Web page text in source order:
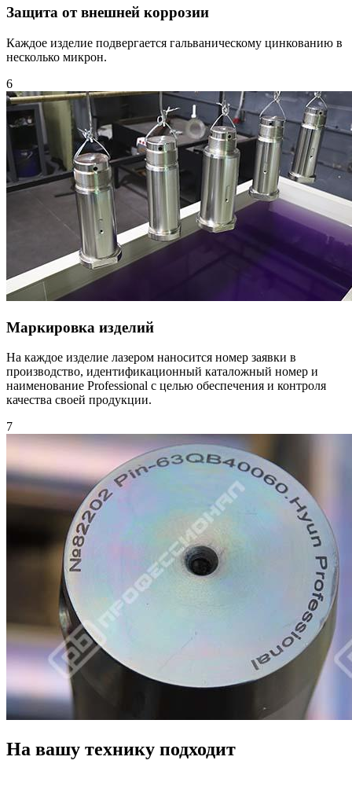
Защита от внешней коррозии
Каждое изделие подвергается гальваническому цинкованию в
несколько микрон.
6
Маркировка изделий
На каждое изделие лазером наносится номер заявки в
производство, идентификационный каталожный номер и
наименование Professional с целью обеспечения и контроля
качества своей продукции.
7
На вашу технику подходит